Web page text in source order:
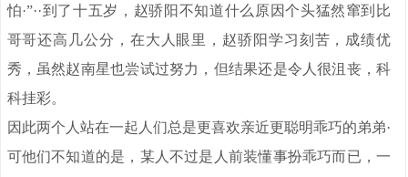
怕·”··到了十五岁，赵骄阳不知道什么原因个头猛然窜到比
哥哥还高几公分，在大人眼里，赵骄阳学习刻苦，成绩优
秀，虽然赵南星也尝试过努力，但结果还是令人很沮丧，科
科挂彩。
因此两个人站在一起人们总是更喜欢亲近更聪明乖巧的弟弟·
可他们不知道的是，某人不过是人前装懂事扮乖巧而已，一